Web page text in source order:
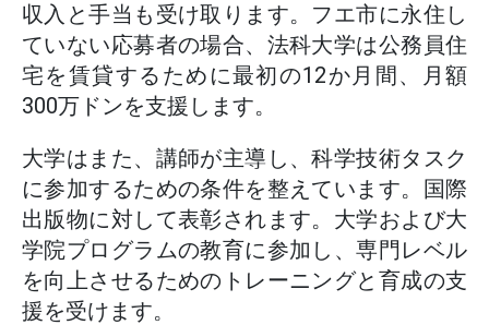
収入と手当も受け取ります。フエ市に永住し
ていない応募者の場合、法科大学は公務員住
宅を賃貸するために最初の12か月間、月額
300万ドンを支援します。
大学はまた、講師が主導し、科学技術タスク
に参加するための条件を整えています。国際
出版物に対して表彰されます。大学および大
学院プログラムの教育に参加し、専門レベル
を向上させるためのトレーニングと育成の支
援を受けます。